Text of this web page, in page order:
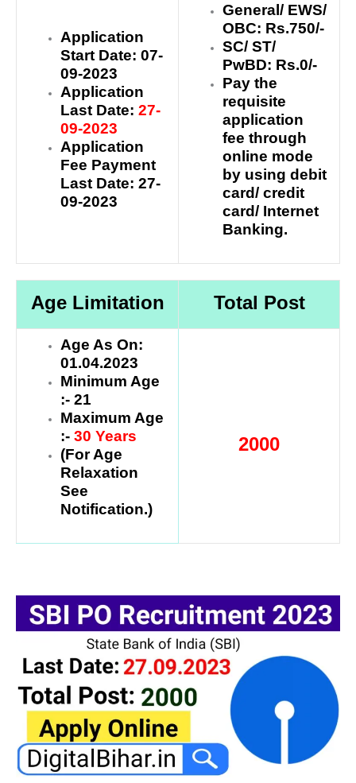
Application
Start Date: 07-
09-2023
Application
Last Date: 27-
09-2023
Application
Fee Payment
Last Date: 27-
09-2023
General/ EWS/
OBC: Rs.750/-
SC/ ST/
PwBD: Rs.0/-
Pay the
requisite
application
fee through
online mode
by using debit
card/ credit
card/ Internet
Banking.
Age Limitation Total Post
Age As On:
01.04.2023
Minimum Age
:- 21
Maximum Age
:-30 Years
(For Age
Relaxation
See
Notification.)
2000